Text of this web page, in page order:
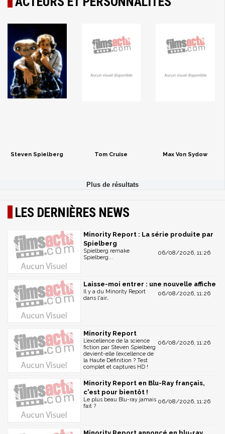
Steven Spielberg Tom Cruise Max Von Sydow
LES DERNIÈRES NEWS
Minority Report : La série produite par
Spielberg
06/08/2026, 11:26
Spielberg remake
Spielberg...
Laisse-moi entrer : une nouvelle affiche
06/08/2026, 11:26
Il y a du Minority Report
dans l'air…
Minority Report
06/08/2026, 11:26
L’excellence de la science
fiction par Steven Spielberg
devient-elle l’excellence de
la Haute Définition ? Test
complet et captures HD !
Minority Report en Blu-Ray français,
c'est pour bientôt !
06/08/2026, 11:26
Le plus beau Blu-ray jamais
fait ?